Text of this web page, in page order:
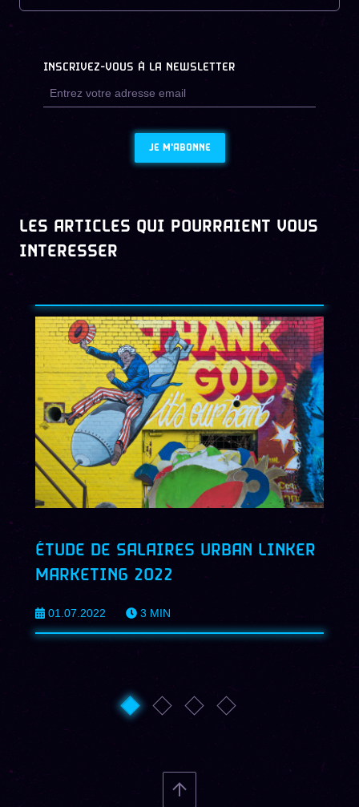
INSCRIVEZ-VOUS À LA NEWSLETTER
JE M'ABONNE
LES ARTICLES QUI POURRAIENT VOUS
INTERESSER
ÉTUDE DE SALAIRES URBAN LINKER
MARKETING 2022
01.07.2022 3 MIN